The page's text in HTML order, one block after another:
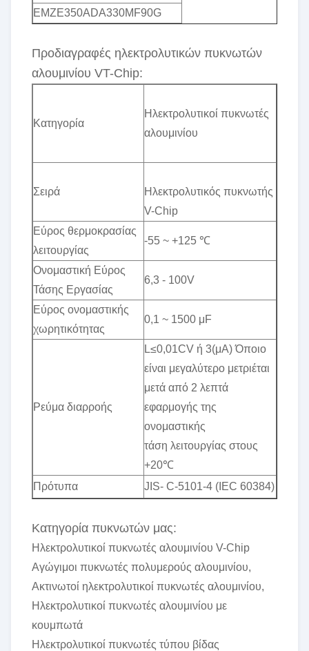
EMZE350ADA330MF90G
Προδιαγραφές ηλεκτρολυτικών πυκνωτών
αλουμινίου VT-Chip:
Κατηγορία
Ηλεκτρολυτικοί πυκνωτές
αλουμινίου
Σειρά
Ηλεκτρολυτικός πυκνωτής
V-Chip
Εύρος θερμοκρασίας
λειτουργίας
-55 ~ +125 ℃
Ονομαστική Εύρος
Τάσης Εργασίας
6,3 - 100V
Εύρος ονομαστικής
χωρητικότητας
0,1 ~ 1500 μF
Ρεύμα διαρροής
L≤0,01CV ή 3(μA) Όποιο
είναι μεγαλύτερο μετριέται
μετά από 2 λεπτά
εφαρμογής της
ονομαστικής
τάση λειτουργίας στους
+20℃
Πρότυπα
JIS- C-5101-4 (IEC 60384)
Κατηγορία πυκνωτών μας:
Ηλεκτρολυτικοί πυκνωτές αλουμινίου V-Chip
Αγώγιμοι πυκνωτές πολυμερούς αλουμινίου,
Ακτινωτοί ηλεκτρολυτικοί πυκνωτές αλουμινίου,
Ηλεκτρολυτικοί πυκνωτές αλουμινίου με
κουμπωτά
Ηλεκτρολυτικοί πυκνωτές τύπου βίδας